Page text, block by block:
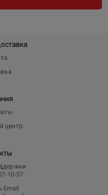
центр
Email